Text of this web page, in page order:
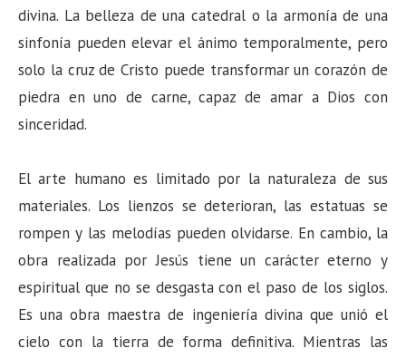
divina. La belleza de una catedral o la armonía de una
sinfonía pueden elevar el ánimo temporalmente, pero
solo la cruz de Cristo puede transformar un corazón de
piedra en uno de carne, capaz de amar a Dios con
sinceridad.
El arte humano es limitado por la naturaleza de sus
materiales. Los lienzos se deterioran, las estatuas se
rompen y las melodías pueden olvidarse. En cambio, la
obra realizada por Jesús tiene un carácter eterno y
espiritual que no se desgasta con el paso de los siglos.
Es una obra maestra de ingeniería divina que unió el
cielo con la tierra de forma definitiva. Mientras las